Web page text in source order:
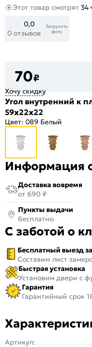
Этот товар смотрят 34
0,0
0 отзывов
Загрузить
фото
70₽
Хочу скидку
Угол внутренний к
59x22x22
Цвет: 089 Белый
Информация
Доставка вовремя
от 690 ₽
Пункты выдачи
бесплатно
С заботой о
Бесплатный выезд
Составим лист
Быстрая установка
Установим двери с
Гарантия
Гарантийный срок
Артикул: